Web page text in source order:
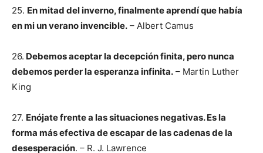
25. En mitad del inverno, finalmente aprendí que había
en mi un verano invencible. – Albert Camus
26. Debemos aceptar la decepción finita, pero nunca
debemos perder la esperanza infinita. – Martin Luther
King
27. Enójate frente a las situaciones negativas. Es la
forma más efectiva de escapar de las cadenas de la
desesperación. – R. J. Lawrence